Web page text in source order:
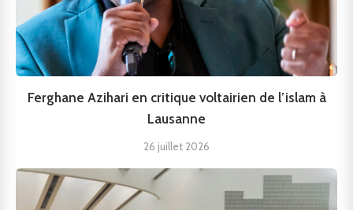
Ferghane Azihari en critique voltairien de l’islam à
Lausanne
26 juillet 2026